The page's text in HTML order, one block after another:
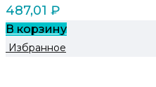
487,01 ₽
В корзину
Избранное